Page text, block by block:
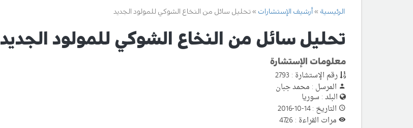
الرئيسية أرشيف الإستشارات تحليل سائل من النخاع الشوكي للمولود الجديد
تحليل سائل من النخاع الشوكي للمولود الجديد
معلومات الإستشارة
رقم الإستشارة : 2793
المرسل : محمد جبان
البلد : سوريا
التاريخ : 14-10-2016
مرات القراءة : 4726